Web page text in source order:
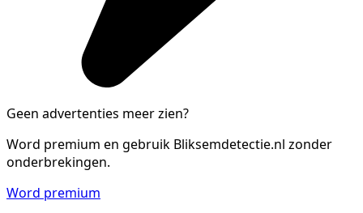
Geen advertenties meer zien?
Word premium en gebruik Bliksemdetectie.nl zonder
onderbrekingen.
Word premium